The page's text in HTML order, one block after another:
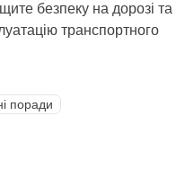
безпеку на дорозі та
транспортного
поради